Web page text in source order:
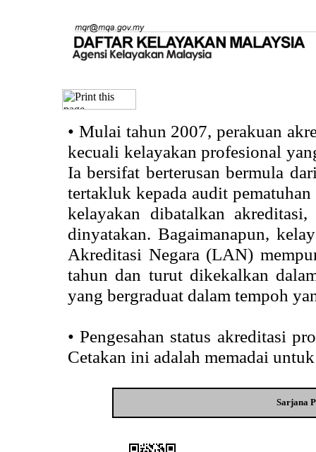
• Mulai tahun 2007, perakuan
kecuali kelayakan profesional
Ia bersifat berterusan bermula
tertakluk kepada audit
kelayakan dibatalkan
dinyatakan. Bagaimanapun,
Akreditasi Negara (LAN)
tahun dan turut dikekalkan
yang bergraduat dalam tempoh
• Pengesahan status akreditasi
Cetakan ini adalah memadai
Sarjana